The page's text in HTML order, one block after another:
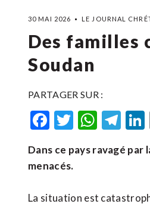
30 MAI 2026 LE JOURNAL
Des familles
Soudan
PARTAGER SUR :
Facebook
Twitter
Dans ce pays ravagé
menacés.
La situation est